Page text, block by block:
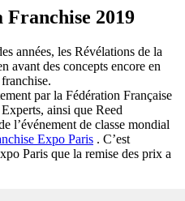
Franchise 2019
années, les Révélations de la
avant des concepts encore en
par la Fédération Française
ainsi que Reed
l’événement de classe mondial
Expo Paris . C’est
Paris que la remise des prix a